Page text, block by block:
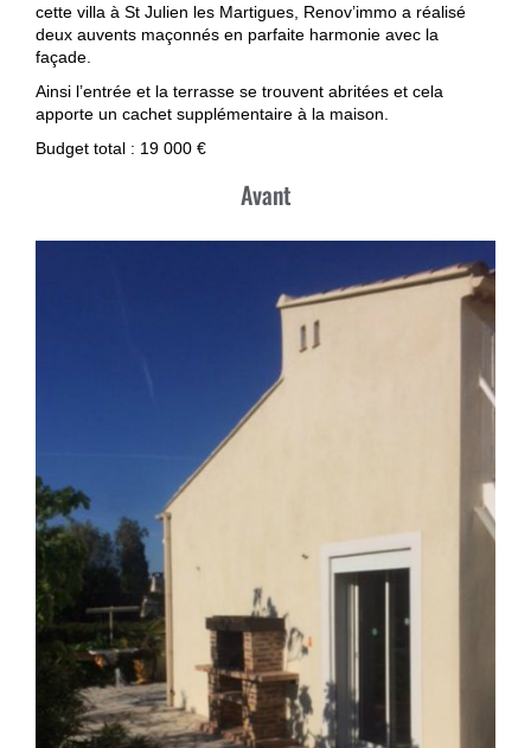
cette villa à St Julien les Martigues, Renov’immo a réalisé
deux auvents maçonnés en parfaite harmonie avec la
façade.
Ainsi l’entrée et la terrasse se trouvent abritées et cela
apporte un cachet supplémentaire à la maison.
Budget total : 19 000 €
Avant